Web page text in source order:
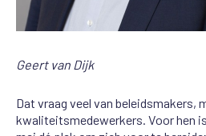
Geert van Dijk
Dat vraag veel van beleidsmakers,
kwaliteitsmedewerkers. Voor hen